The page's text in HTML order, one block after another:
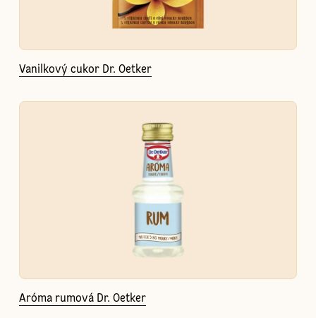
Vanilkový cukor Dr. Oetker
Aróma rumová Dr. Oetker